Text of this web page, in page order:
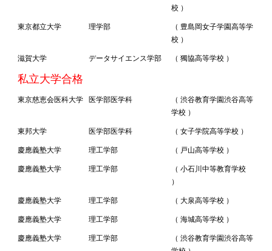
校 ）
東京都立大学 理学部
（ 豊島岡女子学園高等学
校 ）
滋賀大学 データサイエンス学部 （ 獨協高等学校 ）
私立大学合格
東京慈恵会医科大学 医学部医学科
（ 渋谷教育学園渋谷高等
学校 ）
東邦大学 医学部医学科 （ 女子学院高等学校 ）
慶應義塾大学 理工学部 （ 戸山高等学校 ）
慶應義塾大学 理工学部
（ 小石川中等教育学校
）
慶應義塾大学 理工学部 （ 大泉高等学校 ）
慶應義塾大学 理工学部 （ 海城高等学校 ）
慶應義塾大学 理工学部
（ 渋谷教育学園渋谷高等